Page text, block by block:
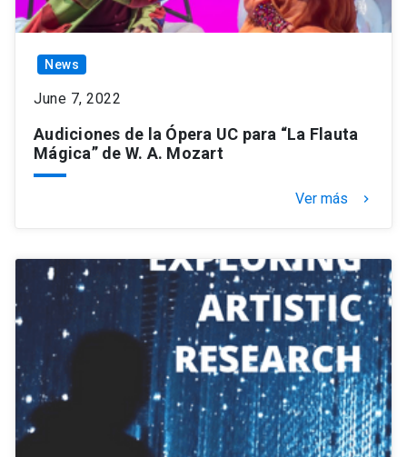
News
June 7, 2022
Audiciones de la Ópera UC para “La Flauta
Mágica” de W. A. Mozart
Ver más keyboard_arrow_right